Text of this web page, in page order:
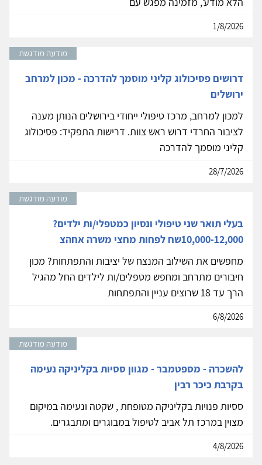
1/8/2026
מודעה מודגשת
דרושים פסיכולוג קליני מוסמך להדרכה - מכון למרחב
ירושלים
למכון למרחב, מרכז טיפולי ייחודי בירושלים הנותן מענה
לציבור החרדי דרוש ראש צוות. דרישות התפקיד: פסיכולוג
קליני מוסמך להדרכה
28/7/2026
מודעה מודגשת
בעלי תואר שני טיפולי ונסיון כמטפלי/ות ילדים?
10,000-12,000שח לפחות מחצי משרה אחהצ
מחפשים את השילוב המנצח של יציבות והתפתחות? מכון
חיבורים מתרחב ומחפש מטפלים/ות לילדים החל מהגיל
הרך עד 18 שרוצים עניין והתפתחות
6/8/2026
מודעה מודגשת
להשכרה - מספטמבר - מגוון ססיות בקליניקה נעימה
בקרבת כיכר רבין
ססיות פנויות בקליניקה מטופחת , שקטה ונעימה במיקום
מצוין במרכז תל אביב לטיפול במבוגרים ומתבגרים.
4/8/2026